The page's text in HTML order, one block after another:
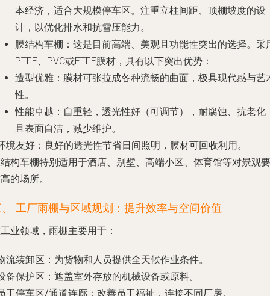
本经济，适合大规模停车区。注重立柱间距、顶棚坡度的设
计，以优化排水和抗雪压能力。
膜结构车棚 ：这是目前高端、美观且功能性突出的选择。采
PTFE、PVC或ETFE膜材，具有以下突出优势：
造型优雅 ：膜材可张拉成各种流畅的曲面，极具现代感与艺
性。
性能卓越 ：自重轻，透光性好（可调节），耐腐蚀、抗老化
且表面自洁，减少维护。
境友好 ：良好的透光性节省日间照明，膜材可回收利用。
构车棚特别适用于酒店、别墅、高端小区、体育馆等对景观要
的场所。
工厂雨棚与区域规划：提升效率与空间价值
业领域，雨棚主要用于：
流装卸区 ：为货物和人员提供全天候作业条件。
备保护区 ：遮盖室外存放的机械设备或原料。
工停车区/通道连廊 ：改善员工福祉，连接不同厂房。